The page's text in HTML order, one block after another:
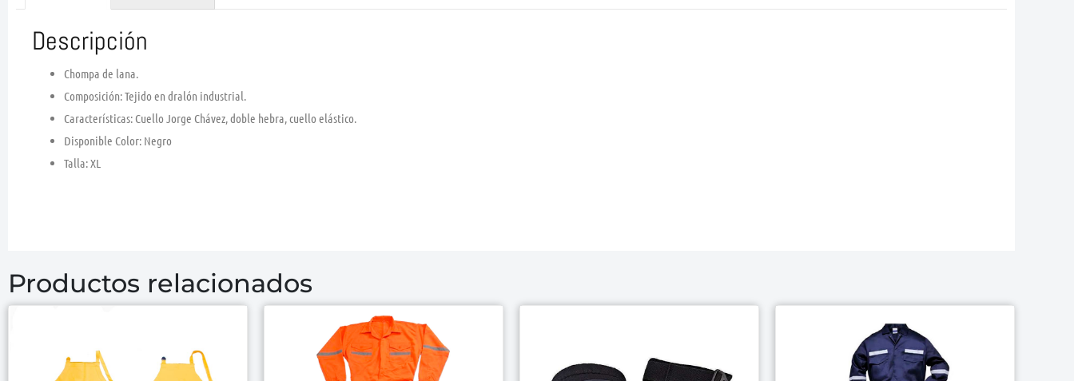
Descripción
Chompa de lana.
Composición: Tejido en dralón industrial.
Características: Cuello Jorge Chávez, doble hebra, cuello elástico.
Disponible Color: Negro
Talla: XL
Productos relacionados